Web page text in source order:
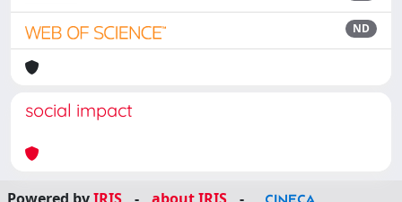
ND
social impact